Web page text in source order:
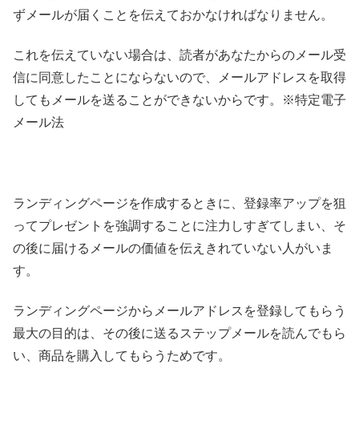
ずメールが届くことを伝えておかなければなりません。
これを伝えていない場合は、読者があなたからのメール受
信に同意したことにならないので、メールアドレスを取得
してもメールを送ることができないからです。※特定電子
メール法
ランディングページを作成するときに、登録率アップを狙
ってプレゼントを強調することに注力しすぎてしまい、そ
の後に届けるメールの価値を伝えきれていない人がいま
す。
ランディングページからメールアドレスを登録してもらう
最大の目的は、その後に送るステップメールを読んでもら
い、商品を購入してもらうためです。